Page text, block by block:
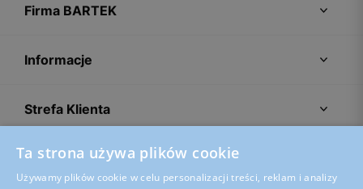
Firma BARTEK
Informacje
Strefa Klienta
Porady
Ta strona używa plików cookie
Używamy plików cookie w celu personalizacji treści, reklam i analizy